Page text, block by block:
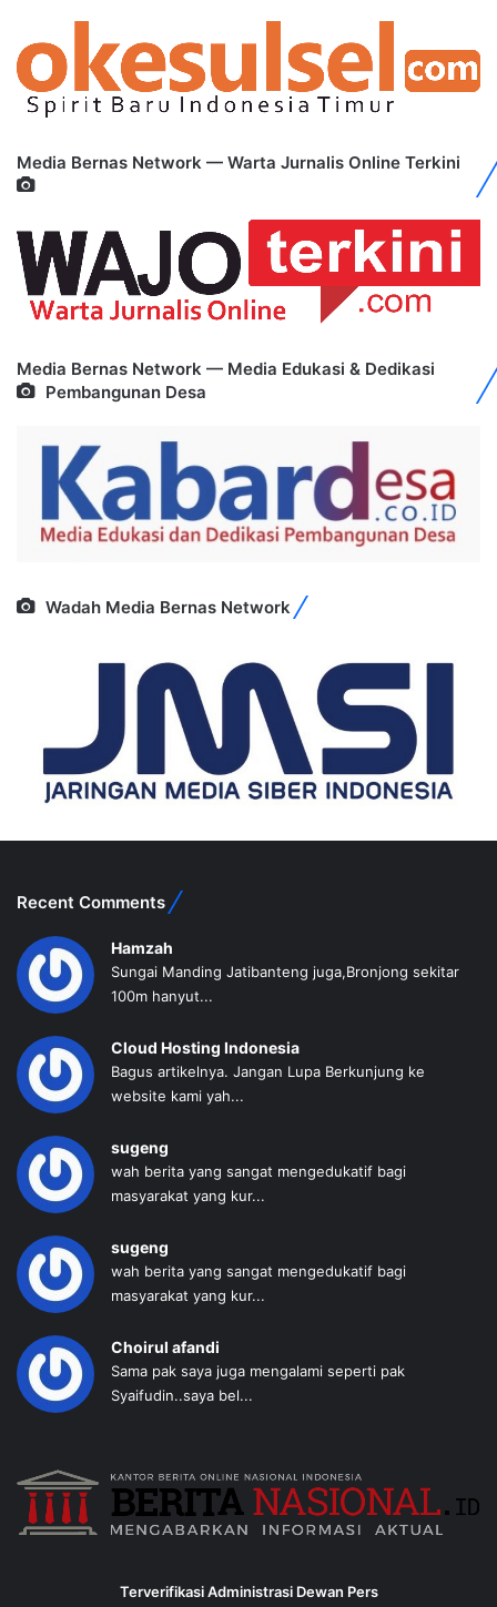
Media Bernas Network — Warta Jurnalis Online Terkini
Media Bernas Network — Media Edukasi & Dedikasi
Pembangunan Desa
Wadah Media Bernas Network
Recent Comments
Hamzah
Sungai Manding Jatibanteng juga,Bronjong sekitar
100m hanyut...
Cloud Hosting Indonesia
Bagus artikelnya. Jangan Lupa Berkunjung ke
website kami yah...
sugeng
wah berita yang sangat mengedukatif bagi
masyarakat yang kur...
sugeng
wah berita yang sangat mengedukatif bagi
masyarakat yang kur...
Choirul afandi
Sama pak saya juga mengalami seperti pak
Syaifudin..saya bel...
Terverifikasi Administrasi Dewan Pers